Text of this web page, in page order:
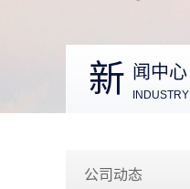
新 闻中心
INDUSTRY
公司动态